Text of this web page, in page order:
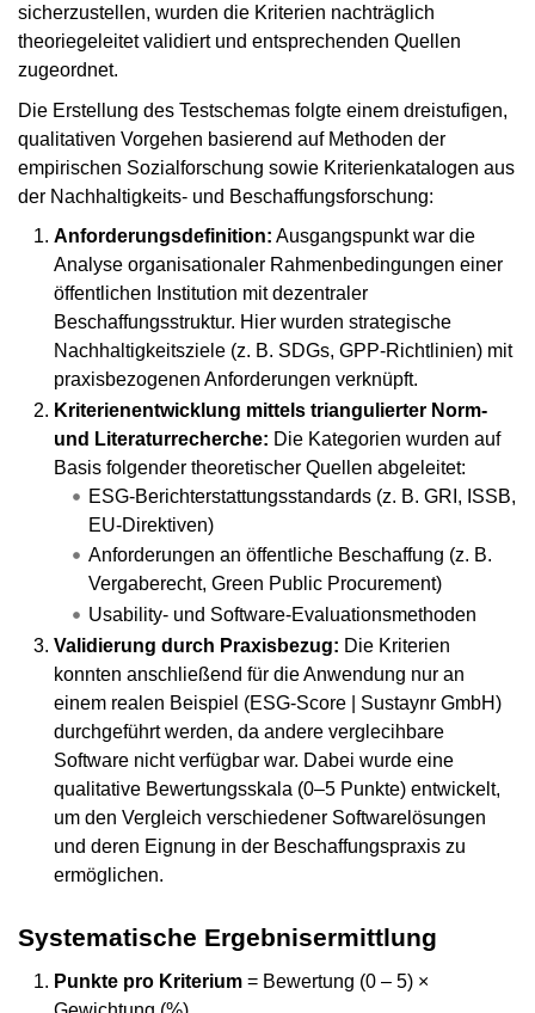
sicherzustellen, wurden die Kriterien nachträglich
theoriegeleitet validiert und entsprechenden Quellen
zugeordnet.
Die Erstellung des Testschemas folgte einem dreistufigen,
qualitativen Vorgehen basierend auf Methoden der
empirischen Sozialforschung sowie Kriterienkatalogen aus
der Nachhaltigkeits- und Beschaffungsforschung:
Anforderungsdefinition: Ausgangspunkt war die
Analyse organisationaler Rahmenbedingungen einer
öffentlichen Institution mit dezentraler
Beschaffungsstruktur. Hier wurden strategische
Nachhaltigkeitsziele (z. B. SDGs, GPP-Richtlinien) mit
praxisbezogenen Anforderungen verknüpft.
Kriterienentwicklung mittels triangulierter Norm-
und Literaturrecherche: Die Kategorien wurden auf
Basis folgender theoretischer Quellen abgeleitet:
ESG-Berichterstattungsstandards (z. B. GRI, ISSB,
EU-Direktiven)
Anforderungen an öffentliche Beschaffung (z. B.
Vergaberecht, Green Public Procurement)
Usability- und Software-Evaluationsmethoden
Validierung durch Praxisbezug: Die Kriterien
konnten anschließend für die Anwendung nur an
einem realen Beispiel (ESG-Score | Sustaynr GmbH)
durchgeführt werden, da andere verglecihbare
Software nicht verfügbar war. Dabei wurde eine
qualitative Bewertungsskala (0–5 Punkte) entwickelt,
um den Vergleich verschiedener Softwarelösungen
und deren Eignung in der Beschaffungspraxis zu
ermöglichen.
Systematische Ergebnisermittlung
Punkte pro Kriterium= Bewertung (0 – 5) ×